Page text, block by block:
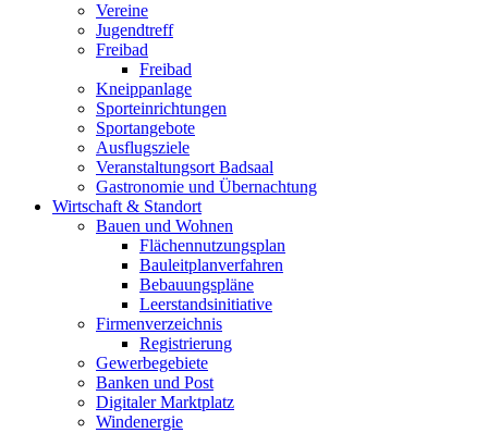
Vereine
Jugendtreff
Freibad
Freibad
Kneippanlage
Sporteinrichtungen
Sportangebote
Ausflugsziele
Veranstaltungsort Badsaal
Gastronomie und Übernachtung
Wirtschaft & Standort
Bauen und Wohnen
Flächennutzungsplan
Bauleitplanverfahren
Bebauungspläne
Leerstandsinitiative
Firmenverzeichnis
Registrierung
Gewerbegebiete
Banken und Post
Digitaler Marktplatz
Windenergie